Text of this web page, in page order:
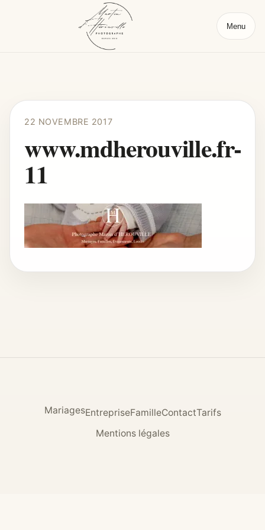
Menu
22 NOVEMBRE 2017
www.mdherouville.fr-
11
MariagesEntrepriseFamilleContactTarifs
Mentions légales